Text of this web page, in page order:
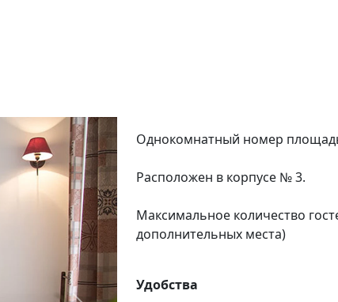
Однокомнатный номер
Расположен в корпусе № 3.
Максимальное количество
дополнительных места)
Удобства